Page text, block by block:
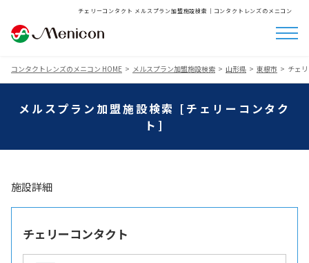
チェリーコンタクト メルスプラン加盟施設検索│コンタクトレンズのメニコン
コンタクトレンズのメニコン HOME メルスプラン加盟施設検索 山形県 東根市 チェ
メルスプラン加盟施設検索 [チェリーコンタク
ト]
施設詳細
チェリーコンタクト